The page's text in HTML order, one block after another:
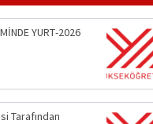
2026-YKS TERCİH DÖNEMİNDE YURT ...
...